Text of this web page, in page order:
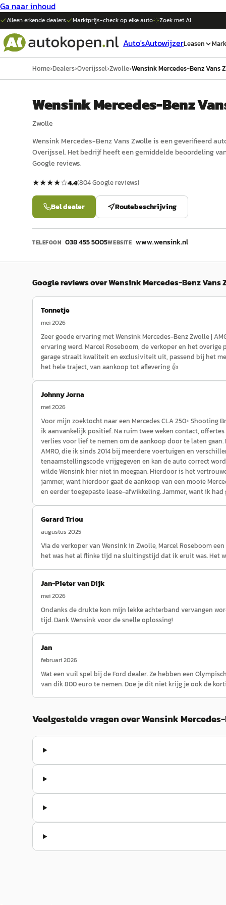
Ga naar inhoud
Alleen erkende dealers Marktprijs-check op elkeauto Zoek met AI
Auto'sAutowijzerLeasen
Home›Dealers›Overijssel›Zwolle›Wensink Mercedes-Benz Vans
Wensink Mercedes-Benz
Zwolle
Wensink Mercedes-Benz Vans Zwolleis eengeverifieerd
Overijssel. Het bedrijf heeft een gemiddelde beoordeling
Google reviews.
★★★★☆4.4(804Google reviews)
Bel dealer Routebeschrijving
TELEFOON 038 455 5005WEBSITE www.wensink.nl
Google reviews overWensink Mercedes-Benz Vans
Tonnetje
mei 2026
Zeer goede ervaring met Wensink Mercedes-Benz Zwolle |
ervaring werd. Marcel Roseboom, de verkoper en het
garage straalt kwaliteit en exclusiviteit uit, passend bij het
het hele traject, van aankoop tot aflevering 👍
Johnny Jorna
mei 2026
Voor mijn zoektocht naar een Mercedes CLA 250+
ik aanvankelijk positief. Na ruim twee weken contact,
verlies voor lief te nemen om de aankoop door te laten
AMRO, die ik sinds 2014 bij meerdere voertuigen en
tenaamstellingscode vrijgegeven en kan de auto correct
wilde Wensink hier niet in meegaan. Hierdoor is het
jammer, want hierdoor gaat de aankoop van een mooie
en eerder toegepaste lease-afwikkeling. Jammer, want ik had
Gerard Triou
augustus 2025
Via de verkoper van Wensink in Zwolle, Marcel Roseboom
het was het al flinke tijd na sluitingstijd dat ik eruit was. Het
Jan-Pieter van Dijk
mei 2026
Ondanks de drukte kon mijn lekke achterband vervangen
tijd. Dank Wensink voor de snelle oplossing!
Jan
februari 2026
Wat een vuil spel bij de Ford dealer. Ze hebben een
van dik 800 euro te nemen. Doe je dit niet krijg je ook de
Veelgestelde vragen over Wensink